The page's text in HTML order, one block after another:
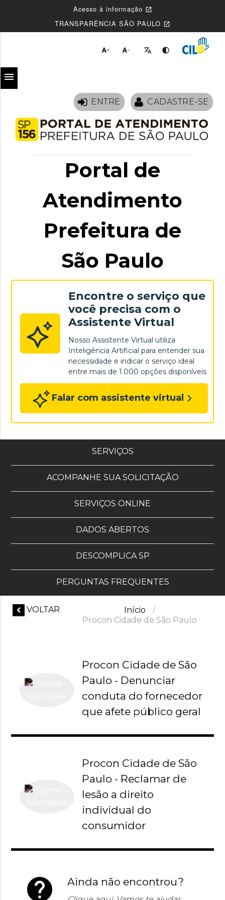
Acesso à informação open_in_new
TRANSPARÊNCIA SÃO PAULO open_in_new
   
menu
ENTRE CADASTRE-SE
Portal de
Atendimento
Prefeitura de
São Paulo
Encontre o serviço que
você precisa com o
Assistente Virtual
Nosso Assistente Virtual utiliza
Inteligência Artificial para entender sua
necessidade e indicar o serviço ideal
entre mais de 1.000 opções disponíveis
Falar com assistente virtual
SERVIÇOS, OS OITO MAIS
ACOMPANHE SUA SOLICITAÇÃO
SERVIÇOS ONLINE
DADOS ABERTOS
DESCOMPLICA SP
PERGUNTAS FREQUENTES
chevron_left VOLTAR PARA A PÁGINA ANTERIOR
Início
Procon Cidade de São Paulo
Procon Cidade de São
Paulo - Denunciar
conduta do fornecedor
que afete público geral
Procon Cidade de São
Paulo - Reclamar de
lesão a direito
individual do
consumidor
help Ainda não encontrou?